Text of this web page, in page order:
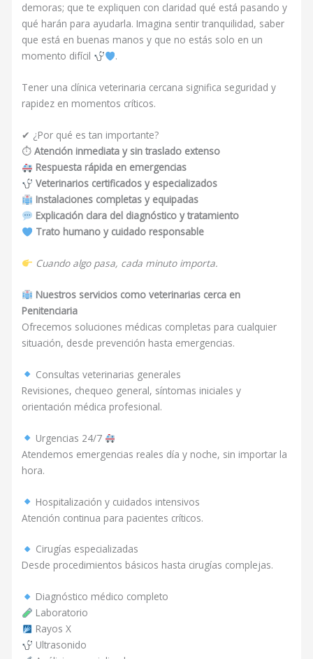
demoras; que te expliquen con claridad qué está pasando y
qué harán para ayudarla. Imagina sentir tranquilidad, saber
que está en buenas manos y que no estás solo en un
momento difícil
.
Tener una clínica veterinaria cercana significa seguridad y
rapidez en momentos críticos.
✔ ¿Por qué es tan importante?
⏱Atención inmediata y sin traslado extenso
Respuesta rápida en emergencias
Veterinarios certificados y especializados
Instalaciones completas y equipadas
Explicación clara del diagnóstico y tratamiento
Trato humano y cuidado responsable
Cuando algo pasa, cada minuto importa.
Nuestros servicios como veterinarias cerca en
Penitenciaria
Ofrecemos soluciones médicas completas para cualquier
situación, desde prevención hasta emergencias.
Consultas veterinarias generales
Revisiones, chequeo general, síntomas iniciales y
orientación médica profesional.
Urgencias 24/7
Atendemos emergencias reales día y noche, sin importar la
hora.
Hospitalización y cuidados intensivos
Atención continua para pacientes críticos.
Cirugías especializadas
Desde procedimientos básicos hasta cirugías complejas.
Diagnóstico médico completo
Laboratorio
Rayos X
Ultrasonido